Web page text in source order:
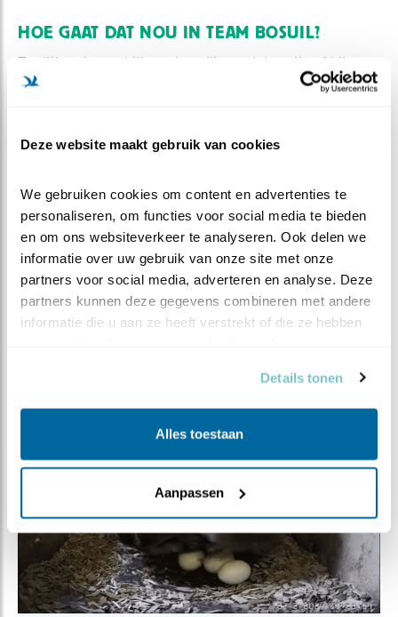
Deze website maakt gebruik van cookies
We gebruiken cookies om content en advertenties te
personaliseren, om functies voor social media te bieden
en om ons websiteverkeer te analyseren. Ook delen we
informatie over uw gebruik van onze site met onze
partners voor social media, adverteren en analyse. Deze
partners kunnen deze gegevens combineren met andere
informatie die u aan ze heeft verstrekt of die ze hebben
Details tonen
Alles toestaan
Aanpassen
HOE GAAT DAT NOU IN TEAM BOSUIL?
Traditiegetrouw bijt ons bosuilkoppel de spits af bij
Beleef de Lente. Voor ons dus altijd weer spannend.
geluiden hoort in zijn achtertuin, krijgen wij van hem
schermen. Op het juiste moment, als er volop actie is bij
de kast, wordt besloten om de opnames te starten,
zodat onze clipmaker Emil jullie van de mooiste beelden
kan voorzien. Achter de schermen kijkt ons team dan al
volop mee, maar de eerste Beleef de Lente kriebels...
beginnen bij ons dus al eind november!